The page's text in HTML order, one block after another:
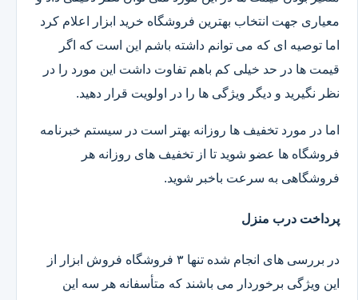
معیاری جهت انتخاب بهترین فروشگاه خرید ابزار اعلام کرد
اما توصیه ای که می توانم داشته باشم این است که اگر
قیمت ها در حد خیلی کم باهم تفاوت داشت این مورد را در
نظر نگیرید و دیگر ویژگی ها را در اولویت قرار دهید.
اما در مورد تخفیف ها روزانه بهتر است در سیستم خبرنامه
فروشگاه ها عضو شوید تا از تخفیف های روزانه هر
فروشگاهی به سرعت باخبر شوید.
پرداخت درب منزل
در بررسی های انجام شده تنها ۳ فروشگاه فروش ابزار از
این ویژگی برخوردار می باشند که متأسفانه هر سه این